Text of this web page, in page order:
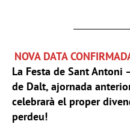
NOVA DATA
La Festa de Sant Antoni
de Dalt, ajornada
celebrarà el proper
perdeu!